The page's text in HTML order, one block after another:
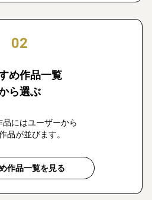
02
め作品一覧
ら選ぶ
品にはユーザーから
品が並びます。
作品一覧を見る